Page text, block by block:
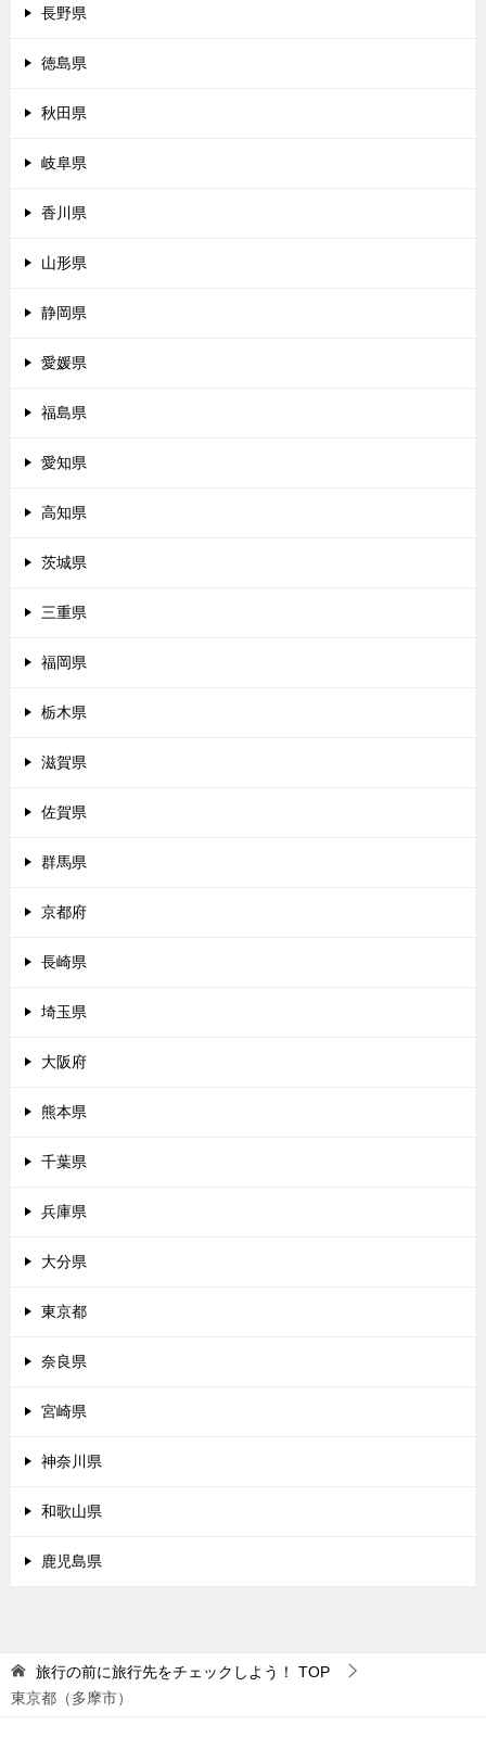
長野県
徳島県
秋田県
岐阜県
香川県
山形県
静岡県
愛媛県
福島県
愛知県
高知県
茨城県
三重県
福岡県
栃木県
滋賀県
佐賀県
群馬県
京都府
長崎県
埼玉県
大阪府
熊本県
千葉県
兵庫県
大分県
東京都
奈良県
宮崎県
神奈川県
和歌山県
鹿児島県
旅行の前に旅行先をチェックしよう！
TOP
東京都（多摩市）